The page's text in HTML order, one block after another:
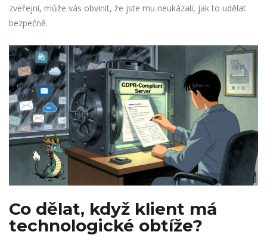
zveřejní, může vás obvinit, že jste mu neukázali, jak to udělat
bezpečně.
Co dělat, když klient má
technologické obtíže?